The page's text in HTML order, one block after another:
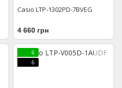
Casio LTP-1302PD-7BVEG
4 660 грн
6
6